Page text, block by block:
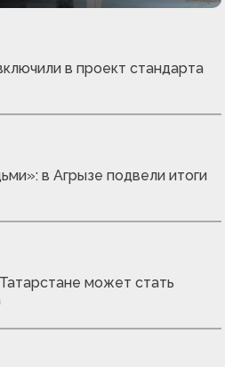
в проект стандарта
в Агрызе подвели итоги
может стать